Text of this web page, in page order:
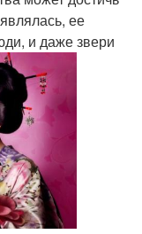
ее
и даже звери